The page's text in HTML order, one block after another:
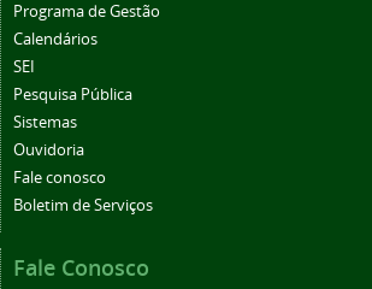
Programa de Gestão
Calendários
SEI
Pesquisa Pública
Sistemas
Ouvidoria
Fale conosco
Boletim de Serviços
Fale Conosco